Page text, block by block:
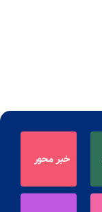
خبر محور